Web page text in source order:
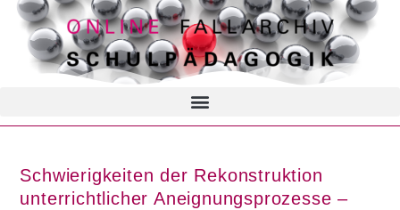
Schwierigkeiten der Rekonstruktion
unterrichtlicher Aneignungsprozesse –